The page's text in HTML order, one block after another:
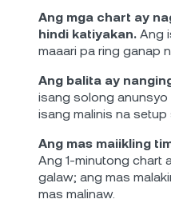
Ang mga chart ay
hindi katiyakan. Ang
maaari pa ring ganap
Ang balita ay
isang solong anunsyo
isang malinis na
Ang mas maiikling
Ang 1-minutong chart
galaw; ang mas
mas malinaw.